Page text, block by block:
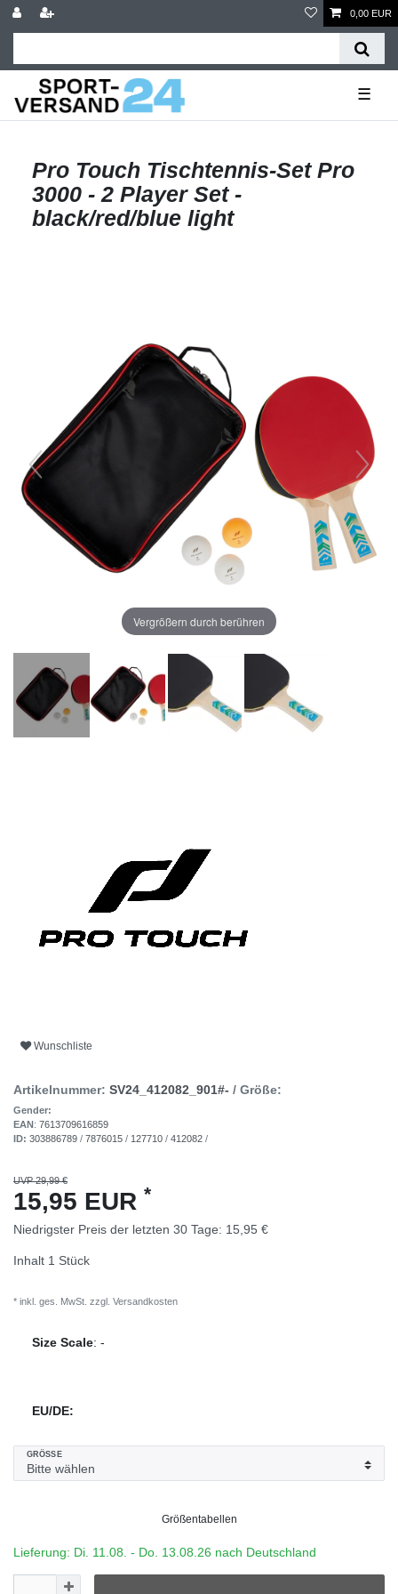
0,00 EUR
☰
Pro Touch Tischtennis-Set Pro
3000 - 2 Player Set -
black/red/blue light
Vergrößern durch berühren
Wunschliste
Artikelnummer: SV24_412082_901#- / Größe:
Gender:
EAN: 7613709616859
ID: 303886789 / 7876015 / 127710 / 412082 /
UVP 29,99 €
15,95 EUR *
Niedrigster Preis der letzten 30 Tage: 15,95 €
Inhalt 1 Stück
* inkl. ges. MwSt. zzgl. Versandkosten
Size Scale: -
EU/DE:
GRÖSSE
Größentabellen
Lieferung: Di. 11.08. - Do. 13.08.26 nach Deutschland